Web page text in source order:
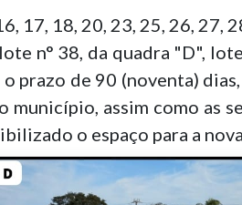
17, 18, 20, 23, 25, 26, 27,
n° 38, da quadra "D",
prazo de 90 (noventa)
assim como as
o espaço para a